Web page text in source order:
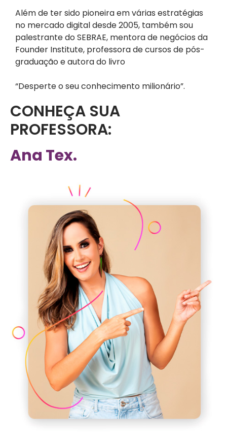
CONHEÇA SUA
PROFESSORA:
Ana Tex.
Além de ter sido pioneira em várias estratégias
no mercado digital desde 2005, também sou
palestrante do SEBRAE, mentora de negócios da
Founder Institute, professora de cursos de pós-
graduação e autora do livro
“Desperte o seu conhecimento milionário”.